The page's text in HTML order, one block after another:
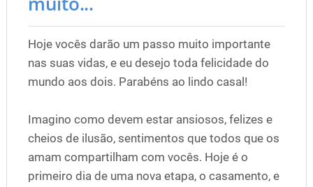
Hoje vocês darão um passo muito importante
nas suas vidas, e eu desejo toda felicidade do
mundo aos dois. Parabéns ao lindo casal!
Imagino como devem estar ansiosos, felizes e
cheios de ilusão, sentimentos que todos que os
amam compartilham com vocês. Hoje é o
primeiro dia de uma nova etapa, o casamento, e